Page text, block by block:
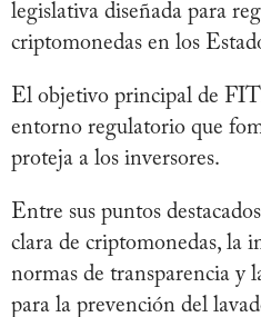
legislativa diseñada para
criptomonedas en los
El objetivo principal de
entorno regulatorio que
proteja a los inversores.
Entre sus puntos
clara de criptomonedas, la
normas de transparencia y
para la prevención del